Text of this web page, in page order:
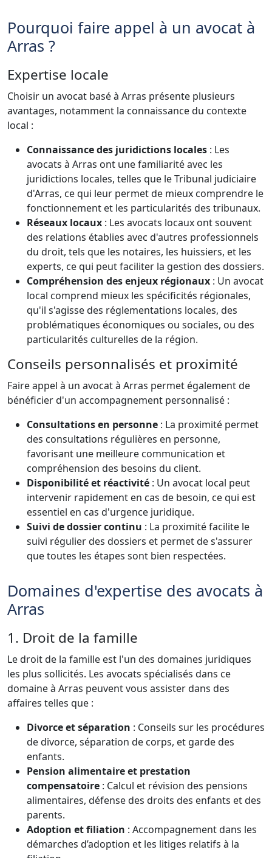
Pourquoi faire appel à un avocat à
Arras ?
Expertise locale
Choisir un avocat basé à Arras présente plusieurs
avantages, notamment la connaissance du contexte
local :
Connaissance des juridictions locales : Les
avocats à Arras ont une familiarité avec les
juridictions locales, telles que le Tribunal judiciaire
d'Arras, ce qui leur permet de mieux comprendre le
fonctionnement et les particularités des tribunaux.
Réseaux locaux : Les avocats locaux ont souvent
des relations établies avec d'autres professionnels
du droit, tels que les notaires, les huissiers, et les
experts, ce qui peut faciliter la gestion des dossiers.
Compréhension des enjeux régionaux : Un avocat
local comprend mieux les spécificités régionales,
qu'il s'agisse des réglementations locales, des
problématiques économiques ou sociales, ou des
particularités culturelles de la région.
Conseils personnalisés et proximité
Faire appel à un avocat à Arras permet également de
bénéficier d'un accompagnement personnalisé :
Consultations en personne : La proximité permet
des consultations régulières en personne,
favorisant une meilleure communication et
compréhension des besoins du client.
Disponibilité et réactivité : Un avocat local peut
intervenir rapidement en cas de besoin, ce qui est
essentiel en cas d'urgence juridique.
Suivi de dossier continu : La proximité facilite le
suivi régulier des dossiers et permet de s'assurer
que toutes les étapes sont bien respectées.
Domaines d'expertise des avocats à
Arras
1. Droit de la famille
Le droit de la famille est l'un des domaines juridiques
les plus sollicités. Les avocats spécialisés dans ce
domaine à Arras peuvent vous assister dans des
affaires telles que :
Divorce et séparation : Conseils sur les procédures
de divorce, séparation de corps, et garde des
enfants.
Pension alimentaire et prestation
compensatoire : Calcul et révision des pensions
alimentaires, défense des droits des enfants et des
parents.
Adoption et filiation : Accompagnement dans les
démarches d’adoption et les litiges relatifs à la